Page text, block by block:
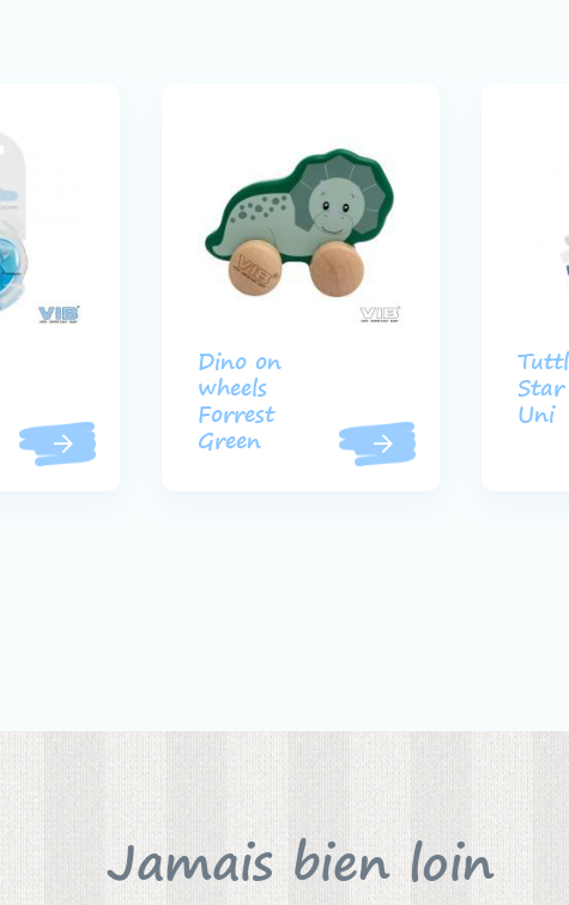
Dino on
wheels
Forrest
Green
Uni
Jamais bien loin